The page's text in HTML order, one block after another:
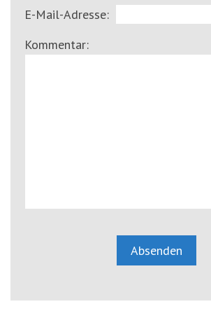
E-Mail-Adresse:
Kommentar: